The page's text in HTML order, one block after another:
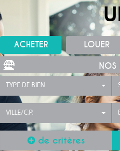
ACHETER LOUER
NOS
TYPE DE BIEN
VILLE/C.P.
de critères